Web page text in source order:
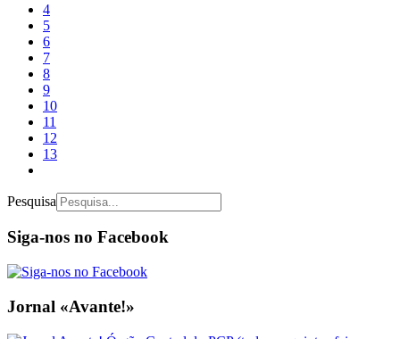
4
5
6
7
8
9
10
11
12
13
Pesquisa
Siga-nos no Facebook
Jornal «Avante!»